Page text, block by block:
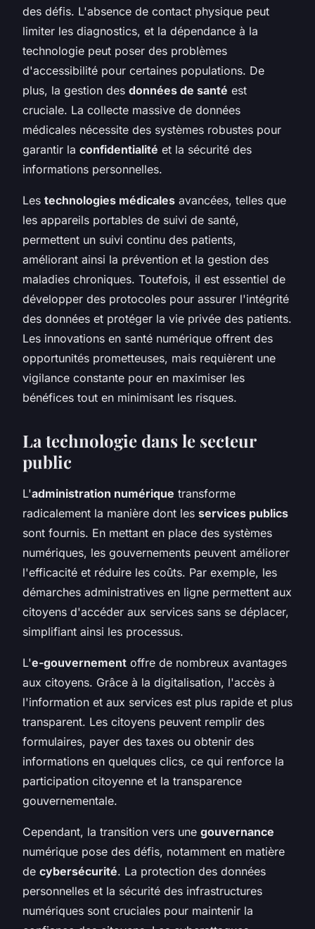
des défis. L'absence de contact physique peut
limiter les diagnostics, et la dépendance à la
technologie peut poser des problèmes
d'accessibilité pour certaines populations. De
plus, la gestion des données de santé est
cruciale. La collecte massive de données
médicales nécessite des systèmes robustes pour
garantir la confidentialité et la sécurité des
informations personnelles.
Les technologies médicales avancées, telles que
les appareils portables de suivi de santé,
permettent un suivi continu des patients,
améliorant ainsi la prévention et la gestion des
maladies chroniques. Toutefois, il est essentiel de
développer des protocoles pour assurer l'intégrité
des données et protéger la vie privée des patients.
Les innovations en santé numérique offrent des
opportunités prometteuses, mais requièrent une
vigilance constante pour en maximiser les
bénéfices tout en minimisant les risques.
La technologie dans le secteur
public
L'administration numérique transforme
radicalement la manière dont les services publics
sont fournis. En mettant en place des systèmes
numériques, les gouvernements peuvent améliorer
l'efficacité et réduire les coûts. Par exemple, les
démarches administratives en ligne permettent aux
citoyens d'accéder aux services sans se déplacer,
simplifiant ainsi les processus.
L'e-gouvernement offre de nombreux avantages
aux citoyens. Grâce à la digitalisation, l'accès à
l'information et aux services est plus rapide et plus
transparent. Les citoyens peuvent remplir des
formulaires, payer des taxes ou obtenir des
informations en quelques clics, ce qui renforce la
participation citoyenne et la transparence
gouvernementale.
Cependant, la transition vers une gouvernance
numérique pose des défis, notamment en matière
de cybersécurité. La protection des données
personnelles et la sécurité des infrastructures
numériques sont cruciales pour maintenir la